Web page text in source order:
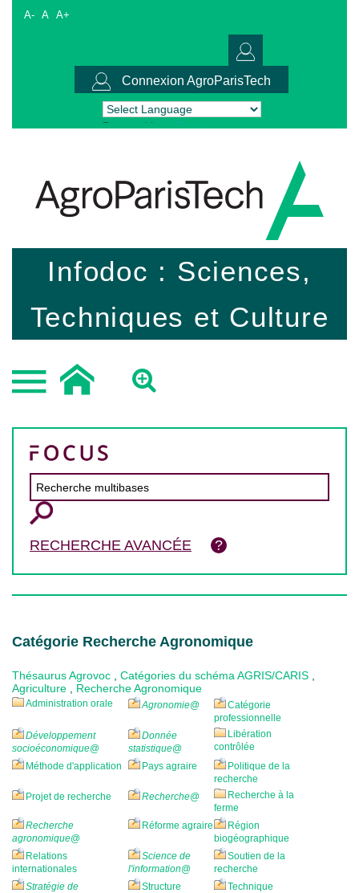
A- A A+
Connexion AgroParisTech
Powered by Translate
Infodoc : Sciences,
Techniques et Culture
RECHERCHE AVANCÉE
Catégorie Recherche Agronomique
Thésaurus Agrovoc Catégories du schéma AGRIS/CARIS
Agriculture
Recherche Agronomique
Administration orale Agronomie@
Catégorie
professionnelle
Développement
socioéconomique@
Donnée
statistique@
Libération
contrôlée
Méthode d'application
Pays agraire
Politique de la
recherche
Projet de recherche
Recherche@
Recherche à la
ferme
Recherche
agronomique@
Réforme agraire
Région
biogéographique
Relations
internationales
Science de
l'information@
Soutien de la
recherche
Stratégie de
Structure
Technique